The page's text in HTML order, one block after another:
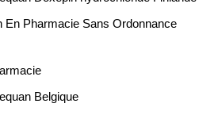
En Pharmacie Sans Ordonnance
Belgique